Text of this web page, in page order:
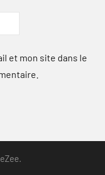
et mon site dans le